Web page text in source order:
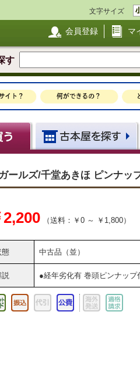
文字サイズ
会員登録 マ
す
ールズ/千堂あきほ ピンナッ
2,200 （送料：￥0 ～ ￥1,800）
態 中古品（並）
●経年劣化有 巻頭ピンナップ